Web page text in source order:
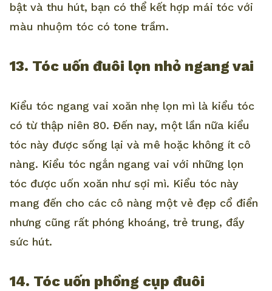
bật và thu hút, bạn có thể kết hợp mái tóc với
màu nhuộm tóc có tone trầm.
13. Tóc uốn đuôi lọn nhỏ ngang vai
Kiểu tóc ngang vai xoăn nhẹ lọn mì là kiểu tóc
có từ thập niên 80. Đến nay, một lần nữa kiểu
tóc này được sống lại và mê hoặc không ít cô
nàng. Kiểu tóc ngắn ngang vai với những lọn
tóc được uốn xoăn như sợi mì. Kiểu tóc này
mang đến cho các cô nàng một vẻ đẹp cổ điển
nhưng cũng rất phóng khoáng, trẻ trung, đầy
sức hút.
14. Tóc uốn phồng cụp đuôi